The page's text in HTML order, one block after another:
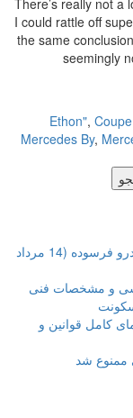
There’s really not
I could rattle off
the same
,
Mercedes By,
راهنمای کامل مراحل و شرایط اسقاط خودرو فرسوده (14 مرداد
کامل قوانین و
شد